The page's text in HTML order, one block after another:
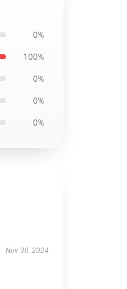
0%
100%
0%
0%
0%
Nov 30, 2024